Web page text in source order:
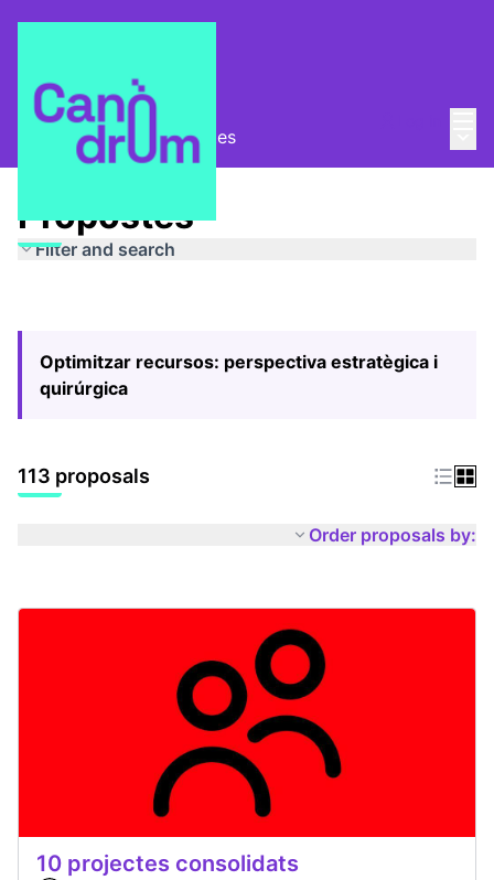
Pla Estratègic Propostes
Propostes
Filter and search
Optimitzar recursos: perspectiva estratègica i
quirúrgica
113 proposals
Order proposals by:
10 projectes consolidats